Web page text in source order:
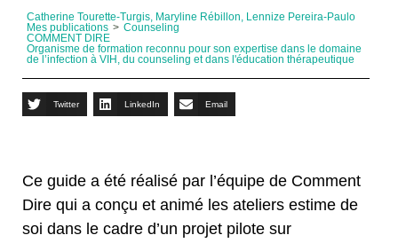
Catherine Tourette-Turgis, Maryline Rébillon, Lennize Pereira-Paulo
Mes publications > Counseling
COMMENT DIRE
Organisme de formation reconnu pour son expertise dans le domaine
de l’infection à VIH, du counseling et dans l'éducation thérapeutique
Twitter LinkedIn Email
Ce guide a été réalisé par l’équipe de Comment
Dire qui a conçu et animé les ateliers estime de
soi dans le cadre d’un projet pilote sur